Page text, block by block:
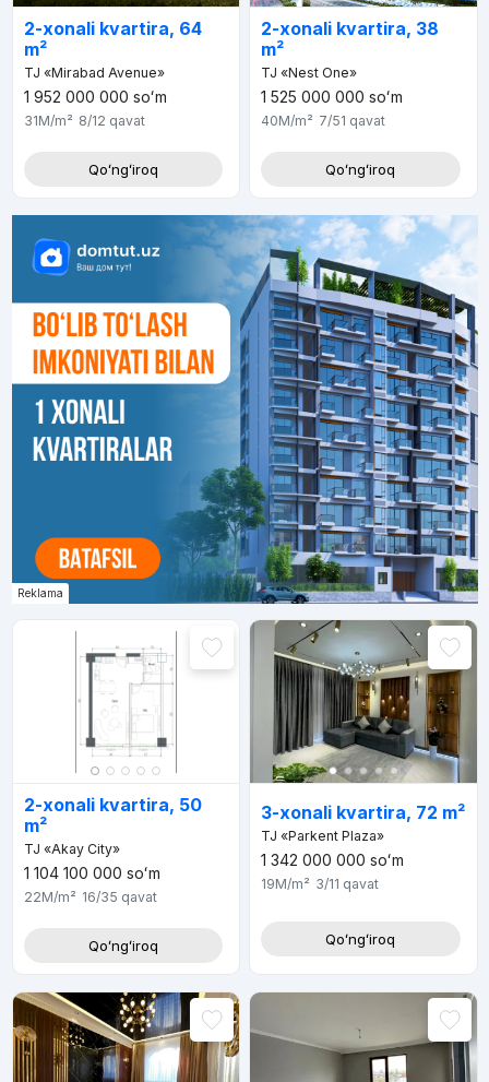
2-xonali kvartira, 64
m²
TJ «Mirabad Avenue»
1 952 000 000 soʻm
31M/m² 8/12 qavat
Qoʻngʻiroq
2-xonali kvartira, 38
m²
TJ «Nest One»
1 525 000 000 soʻm
40M/m² 7/51 qavat
Qoʻngʻiroq
Reklama
2-xonali kvartira, 50
m²
TJ «Akay City»
1 104 100 000 soʻm
22M/m² 16/35 qavat
Qoʻngʻiroq
3-xonali kvartira, 72 m²
TJ «Parkent Plaza»
1 342 000 000 soʻm
19M/m² 3/11 qavat
Qoʻngʻiroq